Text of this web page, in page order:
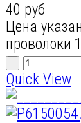
40 руб
Цена
проволоки
Quick View